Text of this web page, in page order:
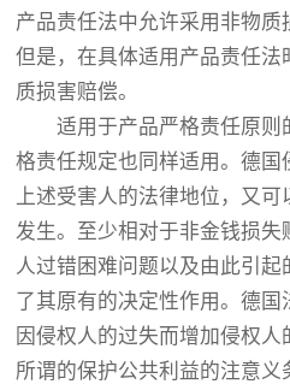
产品责任法中允许采用非物质
但是，在具体适用产品责任
质损害赔偿。
适用于产品严格责任原则
格责任规定也同样适用。德国
上述受害人的法律地位，又
发生。至少相对于非金钱损
人过错困难问题以及由此引
了其原有的决定性作用。德国
因侵权人的过失而增加侵权
所谓的保护公共利益的注意义